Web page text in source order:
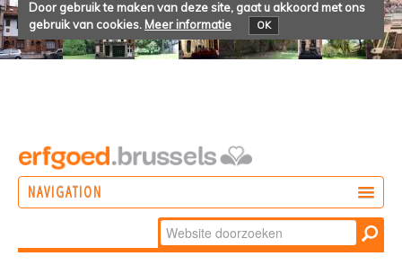
Door gebruik te maken van deze site, gaat u akkoord met ons
gebruik van cookies. Meer informatie OK
NAVIGATION
Zoek
Geavanceerd